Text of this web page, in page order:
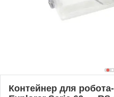
Контейнер для